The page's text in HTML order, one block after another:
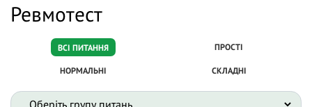
Ревмотест
ВСІ ПИТАННЯ ПРОСТІ
НОРМАЛЬНІ СКЛАДНІ